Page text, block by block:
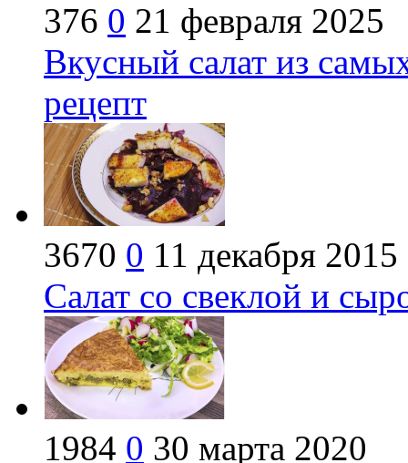
376 0 21 февраля 2025
Вкусный салат из
рецепт
3670 0 11 декабря 2015
Салат со свеклой и
1984 0 30 марта 2020